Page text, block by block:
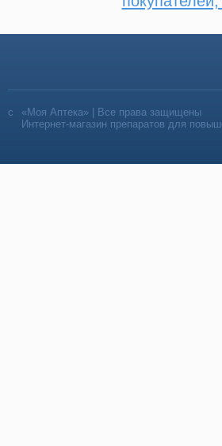
«Моя Аптека» | Все права защищены
Интернет-магазин препаратов для